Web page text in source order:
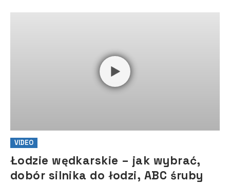
VIDEO
Łodzie wędkarskie – jak wybrać,
dobór silnika do łodzi, ABC śruby